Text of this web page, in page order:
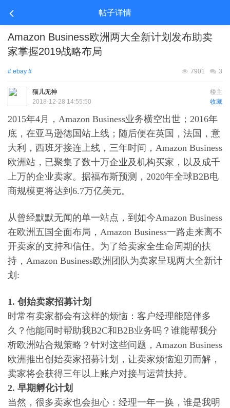
帖子详情
Amazon Business欧洲两大全新计划发布助卖
家掌握2019战略布局
# ebay # 3
7901
楼主
猫儿无神
收藏
2018-12-28 14:55:50
2015年4月，Amazon Business业务横空出世；2016年
底，在亚马逊德国站上线；随后便在英国，法国，意
大利，西班牙接连上线，三年时间，Amazon Business
欧洲站，已聚集了数十万企业及机构买家，以及成千
上万的企业卖家。据福布斯预测，2020年全球B2B电
商规模更将达到6.7万亿美元。
从曾经默默无闻的单一站点，到如今Amazon Business
在欧洲五国全面布局，Amazon Business一路走来离不
开卖家的支持和信任。为了给卖家全生命周期的扶
持，Amazon Business欧洲团队为卖家呈现两大全新计
划:
1. 创始卖家招募计划
时常有卖家都会有这样的烦恼：客户经理能陪伴多
久？他能同时帮助我B2C和B2B业务吗？谁能帮我分
析欧洲站合规策略？针对这些问题，Amazon Business
欧洲推出创始卖家招募计划，让卖家烦恼迎刃而解，
卖家将会获得三年以上账户对接与运营扶持。
2. 早期孵化计划
当然，很多卖家也会担心：经理一年一换，谁是我明